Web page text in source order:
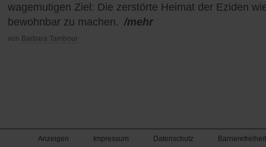
wagemutigen Ziel: Die zerstörte Heimat der Eziden
bewohnbar zu machen. /mehr
von Barbara Tambour
Anzeigen Impressum Datenschutz
Barrierefreiheit